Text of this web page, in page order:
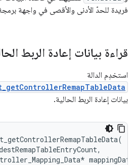
فريدة للحدّ الأدنى والأقصى في واجهة
قراءة بيانات إعادة الربط
استخدِم الدالة
بيانات إعادة الربط الحالية.
(
,
* mappingData